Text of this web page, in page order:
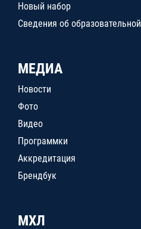
Новый набор
Сведения об
МЕДИА
Новости
Фото
Видео
Программки
Аккредитация
Брендбук
МХЛ